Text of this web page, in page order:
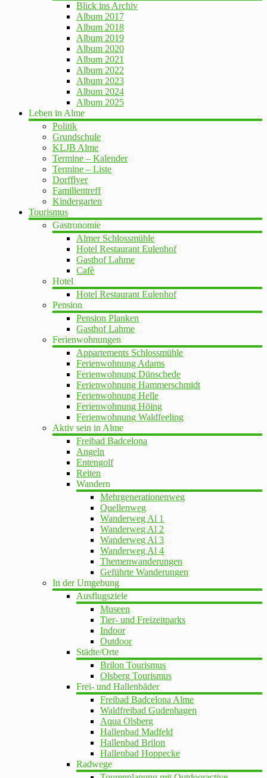
Blick ins Archiv
Album 2017
Album 2018
Album 2019
Album 2020
Album 2021
Album 2022
Album 2023
Album 2024
Album 2025
Leben in Alme
Politik
Grundschule
KLJB Alme
Termine – Kalender
Termine – Liste
Dorfflyer
Familientreff
Kindergarten
Tourismus
Gastronomie
Almer Schlossmühle
Hotel Restaurant Eulenhof
Gasthof Lahme
Cafè
Hotel
Hotel Restaurant Eulenhof
Pension
Pension Planken
Gasthof Lahme
Ferienwohnungen
Appartements Schlossmühle
Ferienwohnung Adams
Ferienwohnung Dünschede
Ferienwohnung Hammerschmidt
Ferienwohnung Helle
Ferienwohnung Höing
Ferienwohnung Waldfeeling
Aktiv sein in Alme
Freibad Badcelona
Angeln
Entengolf
Reiten
Wandern
Mehrgenerationenweg
Quellenweg
Wanderweg Al 1
Wanderweg Al 2
Wanderweg Al 3
Wanderweg Al 4
Themenwanderungen
Geführte Wanderungen
In der Umgebung
Ausflugsziele
Museen
Tier- und Freizeitparks
Indoor
Outdoor
Städte/Orte
Brilon Tourismus
Olsberg Tourismus
Frei- und Hallenbäder
Freibad Badcelona Alme
Waldfreibad Gudenhagen
Aqua Olsberg
Hallenbad Madfeld
Hallenbad Brilon
Hallenbad Hoppecke
Radwege